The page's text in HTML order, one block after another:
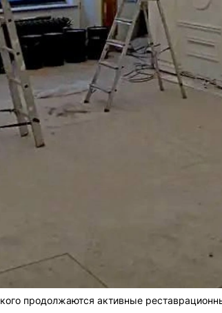
продолжаются активные